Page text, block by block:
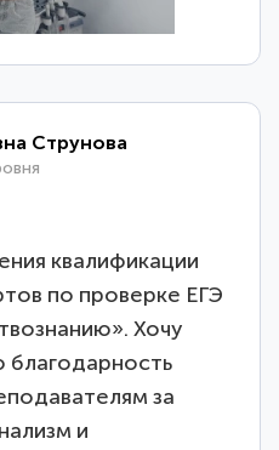
Струнова
квалификации
по проверке ЕГЭ
Хочу
благодарность
за
и